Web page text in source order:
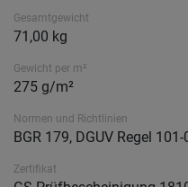
Gesamtgewicht
71,00 kg
Gewicht per m²
275 g/m²
Normen und Richtlinien
BGR 179, DGUV Regel
Zertifikat